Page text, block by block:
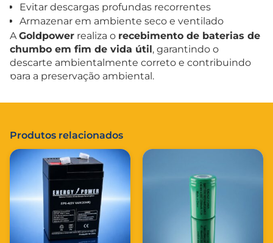
Evitar descargas profundas recorrentes
Armazenar em ambiente seco e ventilado
AGoldpower realiza o recebimento de baterias de
chumbo em fim de vida útil, garantindo o
descarte ambientalmente correto e contribuindo
para a preservação ambiental.
Produtos relacionados